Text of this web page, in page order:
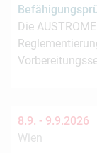
Die
8.9. - 9.9.2026
Wien